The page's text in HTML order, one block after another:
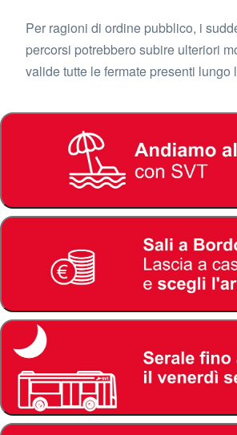
Per ragioni di ordine pubblico, i
percorsi potrebbero subire ulteriori
valide tutte le fermate presenti lungo